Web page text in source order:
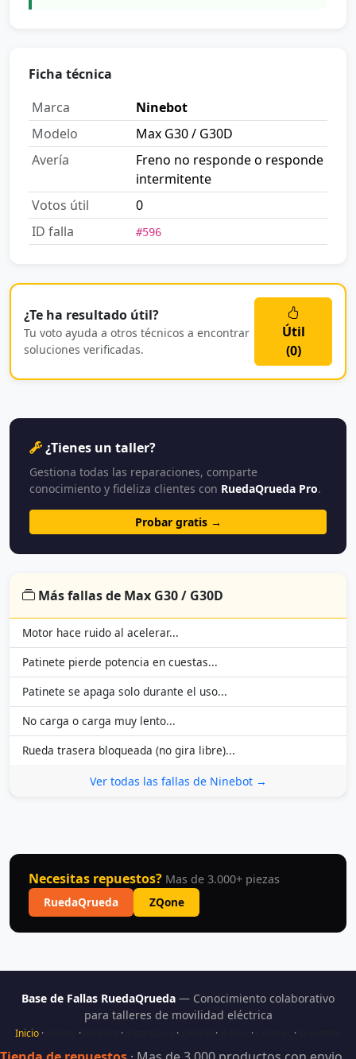
Ficha técnica
Marca
Ninebot
Modelo
Max G30 / G30D
Avería
Freno no responde o responde
intermitente
Votos útil
0
ID falla
#596
¿Te ha resultado útil?
Tu voto ayuda a otros técnicos a encontrar
soluciones verificadas.
Útil
(0)
¿Tienes un taller?
Gestiona todas las reparaciones, comparte
conocimiento y fideliza clientes con RuedaQrueda Pro.
Probar gratis →
Más fallas de Max G30 / G30D
Motor hace ruido al acelerar...
Patinete pierde potencia en cuestas...
Patinete se apaga solo durante el uso...
No carga o carga muy lento...
Rueda trasera bloqueada (no gira libre)...
Ver todas las fallas de Ninebot →
Necesitas repuestos? Mas de 3.000+ piezas
RuedaQrueda
ZQone
Base de Fallas RuedaQrueda — Conocimiento colaborativo
para talleres de movilidad eléctrica
Inicio · · · · · · ·